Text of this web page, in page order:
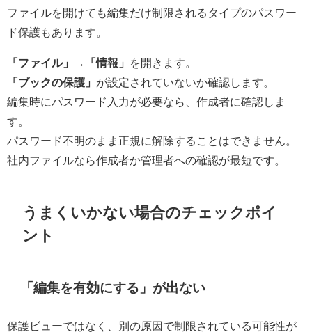
ファイルを開けても編集だけ制限されるタイプのパスワー
ド保護もあります。
「ファイル」→「情報」
を開きます。
「ブックの保護」 が設定されていないか確認します。
編集時にパスワード入力が必要なら、作成者に確認しま
す。
パスワード不明のまま正規に解除することはできません。
社内ファイルなら作成者か管理者への確認が最短です。
うまくいかない場合のチェックポイ
ント
「編集を有効にする」が出ない
保護ビューではなく、別の原因で制限されている可能性が